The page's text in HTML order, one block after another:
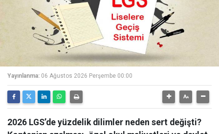
Yayınlanma: 06 Ağustos 2026 Perşembe 00:00
2026 LGS’de yüzdelik dilimler neden sert değişti?